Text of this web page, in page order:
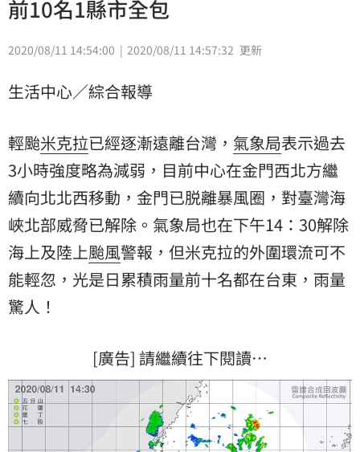
前10名1縣市全包
2020/08/11 14:54:00 2020/08/11 14:57:32 更新
生活中心／綜合報導
輕颱米克拉已經逐漸遠離台灣， 氣象局表示過去
3小時強度略為減弱，目前中心在金門西北方繼
續向北北西移動，金門已脱離暴風圈，對臺灣海
峽北部威脅已解除。氣象局也在下午14：30解除
海上及陸上颱風警報，但米克拉的外圍環流可不
能輕忽，光是日累積雨量前十名都在台東，雨量
驚人！
[廣告] 請繼續往下閱讀…